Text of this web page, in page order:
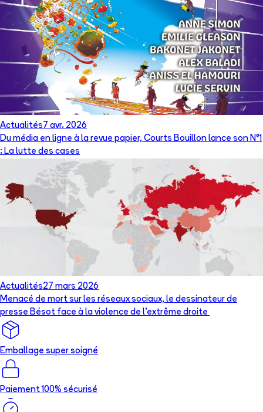
Actualités 7 avr. 2026
Du média en ligne à la revue papier, Courts Bouillon lance son N°1
: La lutte des cases
Actualités27 mars 2026
Menacé de mort sur les réseaux sociaux, le dessinateur de
presse Bésot face à la violence de l’extrême droite
Emballage super soigné
Paiement 100% sécurisé